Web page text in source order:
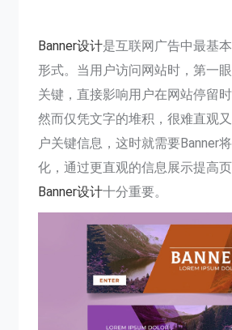
Banner设计是互联网广告中最基
形式。当用户访问网站时，第一
关键，直接影响用户在网站停留时
然而仅凭文字的堆积，很难直观
户关键信息，这时就需要Banner
化，通过更直观的信息展示提高
Banner设计十分重要。